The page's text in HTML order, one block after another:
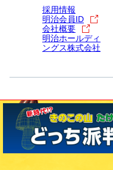
採用情報
明治会員ID
会社概要
明治ホールディ
ングス株式会社